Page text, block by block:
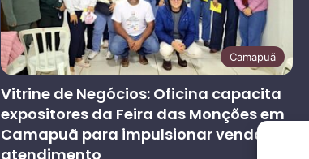
Camapuã
Vitrine de Negócios: Oficina capacita
expositores da Feira das Monções em
Camapuã para impulsionar vendas e
atendimento